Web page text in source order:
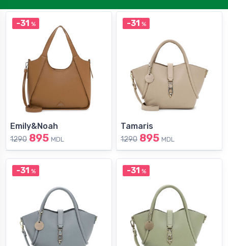
-31 %
Emily&Noah
1290 895 MDL
-31 %
Tamaris
1290 895 MDL
-31 % -31 %